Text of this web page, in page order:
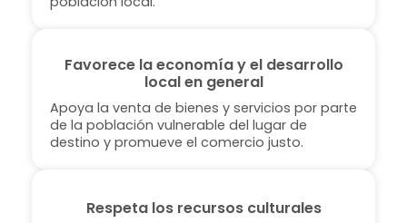
Favorece la economía y el desarrollo
local en general
Apoya la venta de bienes y servicios por parte
de la población vulnerable del lugar de
destino y promueve el comercio justo.
Respeta los recursos culturales